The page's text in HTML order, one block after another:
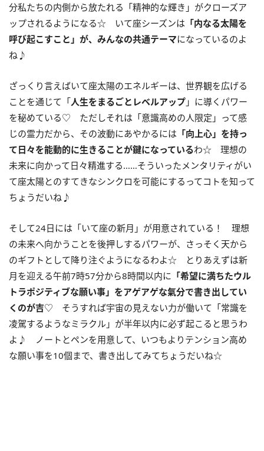
分私たちの内側から放たれる「精神的な輝き」がクローズア
ップされるようになる☆ いて座シーズンは 「内なる太陽を
呼び起こすこと」が、みんなの共通テーマになっているのよ
ね♪
ざっくり言えばいて座太陽のエネルギーは、世界観を広げる
ことを通じて「人生をまるごとレベルアップ 」に導くパワー
を秘めている♡ ただしそれは「意識高めの人限定」って感
じの霊力だから、その波動にあやかるには 「向上心」を持っ
て日々を能動的に生きることが鍵になっているわ☆ 理想の
未来に向かって日々精進する……そういったメンタリティがい
て座太陽とのすてきなシンクロを可能にするってコトを知って
ちょうだいね♪
そして24日には「いて座の新月」が用意されている！ 理想
の未来へ向かうことを後押しするパワーが、さっそく天から
のギフトとして降り注ぐようになるわよ☆ とりあえずは新
月を迎える午前7時57分から8時間以内に 「希望に満ちたウル
トラポジティブな願い事」をアゲアゲな氣分で書き出してい
くのが吉♡ そうすれば宇宙の見えない力が働いて「常識を
凌駕するようなミラクル」が半年以内に必ず起こると思うわ
よ♪ ノートとペンを用意して、いつもよりテンション高め
な願い事を10個まで、書き出してみてちょうだいね☆